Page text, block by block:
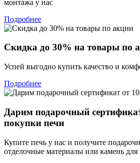
монтажа у нас
Подробнее
Скидка до 30% на товары по
Успей выгодно купить качество и
Подробнее
Дарим подарочный
покупки печи
Купите печь у нас и получите
отделочные материалы или камень для